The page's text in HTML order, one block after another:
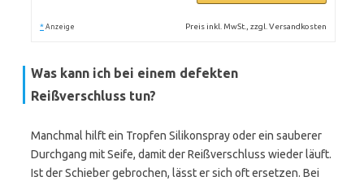
* Anzeige Preis inkl. MwSt., zzgl. Versandkosten
Was kann ich bei einem defekten
Reißverschluss tun?
Manchmal hilft ein Tropfen Silikonspray oder ein sauberer
Durchgang mit Seife, damit der Reißverschluss wieder läuft.
Ist der Schieber gebrochen, lässt er sich oft ersetzen. Bei